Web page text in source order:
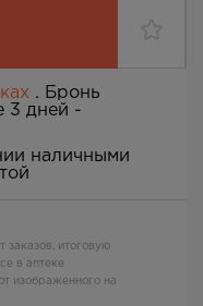
. Бронь
3 дней -
наличными
заказов, итоговую
в аптеке
изображенного на